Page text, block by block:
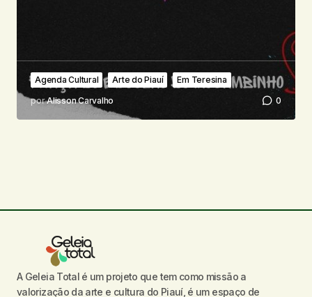
Agenda Cultural Arte do Piauí
Em Teresina
porAlisson Carvalho 0
A Geleia Total é um projeto que tem como missão a
valorização da arte e cultura do Piauí, é um espaço de